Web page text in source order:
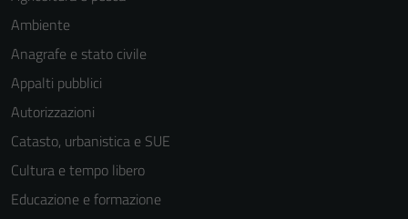
Ambiente
Anagrafe e stato civile
Appalti pubblici
Autorizzazioni
Catasto, urbanistica e SUE
Cultura e tempo libero
Educazione e formazione